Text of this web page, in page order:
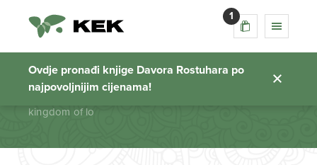
1
Ovdje pronađi knjige Davora Rostuhara po
najpovoljnijim cijenama!
kingdom of lo
Početna stranica
kingdom of lo